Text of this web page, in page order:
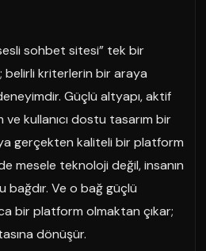
sohbet sitesi” tek bir
belirli kriterlerin bir araya
Güçlü altyapı, aktif
kullanıcı dostu tasarım bir
gerçekten kaliteli bir platform
mesele teknoloji değil, insanın
bağdır. Ve o bağ güçlü
bir platform olmaktan çıkar;
dönüşür.